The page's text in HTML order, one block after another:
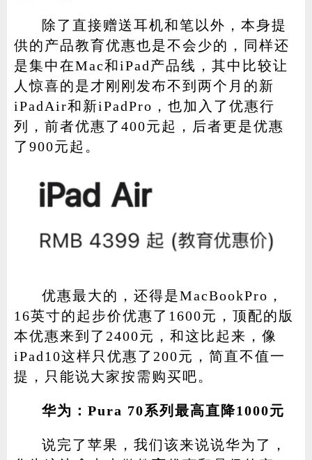
除了直接赠送耳机和笔以外，本身提
供的产品教育优惠也是不会少的，同样还
是集中在Mac和iPad产品线，其中比较让
人惊喜的是才刚刚发布不到两个月的新
iPadAir和新iPadPro，也加入了优惠行
列，前者优惠了400元起，后者更是优惠
了900元起。
优惠最大的，还得是MacBookPro，
16英寸的起步价优惠了1600元，顶配的版
本优惠来到了2400元，和这比起来，像
iPad10这样只优惠了200元，简直不值一
提，只能说大家按需购买吧。
华为：Pura 70系列最高直降1000元
说完了苹果，我们该来说说华为了，